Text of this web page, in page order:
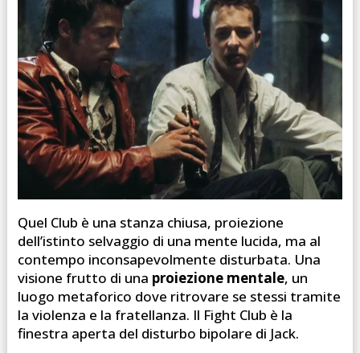
Quel Club è una stanza chiusa, proiezione
dell’istinto selvaggio di una mente lucida, ma al
contempo inconsapevolmente disturbata. Una
visione frutto di una proiezione mentale, un
luogo metaforico dove ritrovare se stessi tramite
la violenza e la fratellanza. Il Fight Club è la
finestra aperta del disturbo bipolare di Jack.